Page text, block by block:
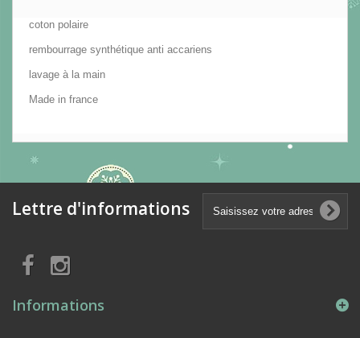
coton polaire
rembourrage synthétique anti accariens
lavage à la main
Made in france
Lettre d'informations
Informations